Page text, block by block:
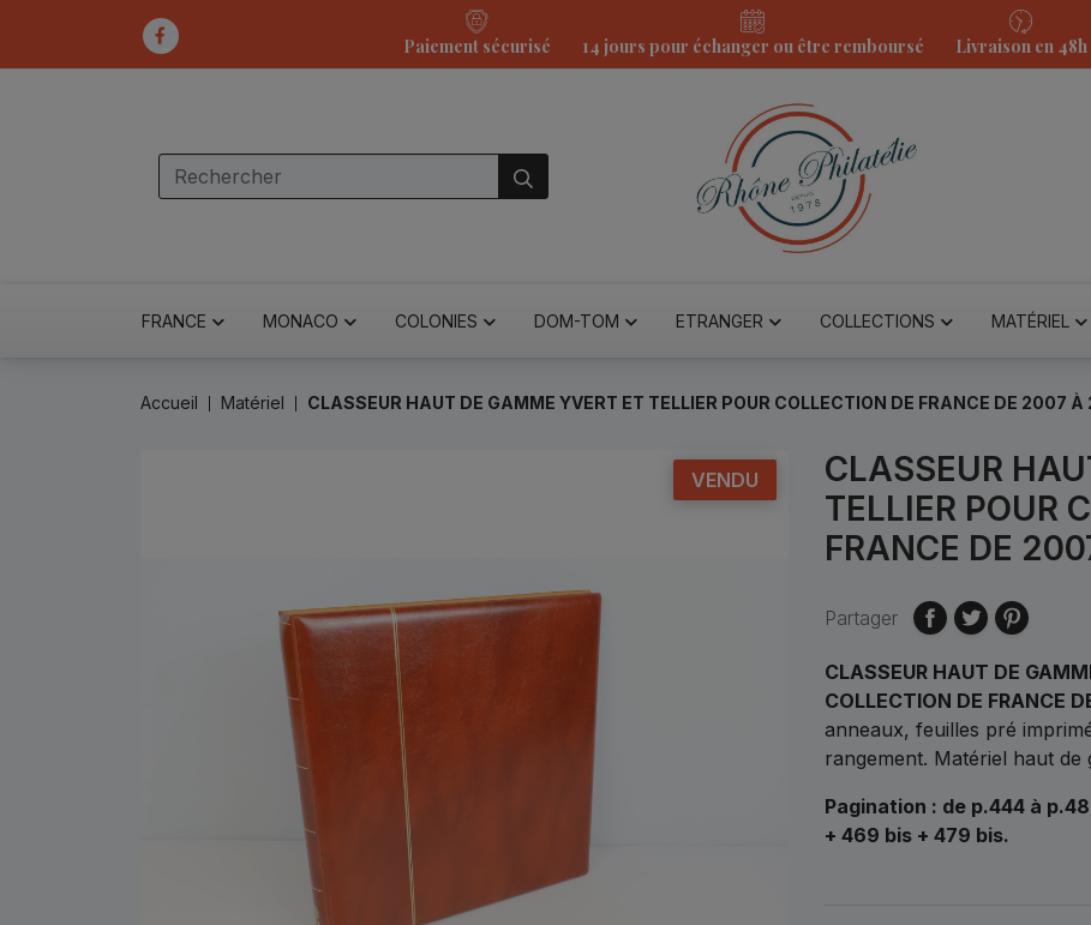
Paiement sécurisé 14 jours pour échanger ou être remboursé Livraison en 48h
FRANCE MONACO COLONIES DOM-TOM ETRANGER COLLECTIONS MATÉRIEL
Accueil Matériel CLASSEUR HAUT DE GAMME YVERT ET TELLIER POUR COLLECTION DE FRANCE DE 2007
VENDU
CLASSEUR
TELLIER POUR
FRANCE DE
Partager
CLASSEUR HAUT DE
COLLECTION DE FRANCE
anneaux, feuilles pré
rangement. Matériel haut de
Pagination : de p.444 à
+ 469 bis + 479 bis.